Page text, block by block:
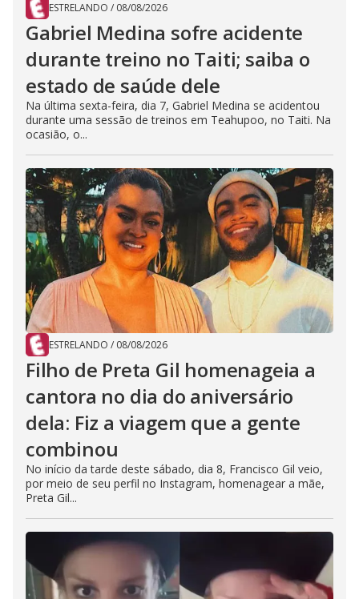
ESTRELANDO / 08/08/2026
Gabriel Medina sofre acidente
durante treino no Taiti; saiba o
estado de saúde dele
Na última sexta-feira, dia 7, Gabriel Medina se acidentou
durante uma sessão de treinos em Teahupoo, no Taiti. Na
ocasião, o...
ESTRELANDO / 08/08/2026
Filho de Preta Gil homenageia a
cantora no dia do aniversário
dela: Fiz a viagem que a gente
combinou
No início da tarde deste sábado, dia 8, Francisco Gil veio,
por meio de seu perfil no Instagram, homenagear a mãe,
Preta Gil...